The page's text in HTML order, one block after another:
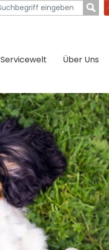
Servicewelt Über Uns